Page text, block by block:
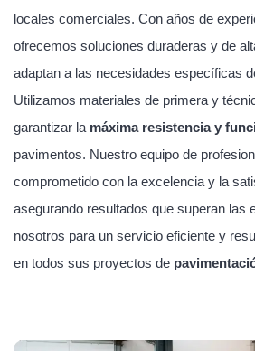
locales comerciales. Con años de
ofrecemos soluciones duraderas y de
adaptan a las necesidades específicas
Utilizamos materiales de primera y
garantizar la máxima resistencia y
pavimentos. Nuestro equipo de
comprometido con la excelencia y la
asegurando resultados que superan las
nosotros para un servicio eficiente y
en todos sus proyectos de